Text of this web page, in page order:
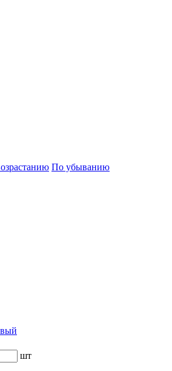
По убыванию
шт